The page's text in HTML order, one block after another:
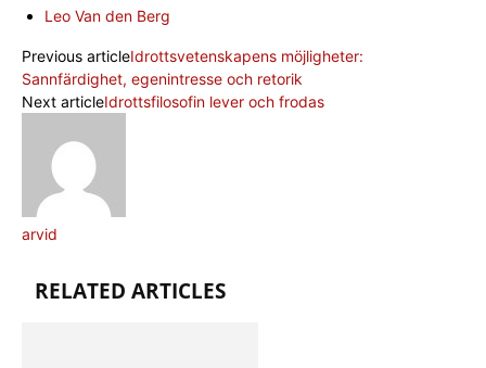
Leo Van den Berg
Previous articleIdrottsvetenskapens möjligheter:
Sannfärdighet, egenintresse och retorik
Next articleIdrottsfilosofin lever och frodas
arvid
RELATED ARTICLES